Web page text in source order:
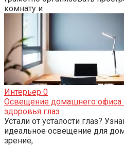
комнату и
Интерьер 0
Освещение домашнего офиса
здоровья глаз
Устали от усталости глаз?
идеальное освещение для
зрение,